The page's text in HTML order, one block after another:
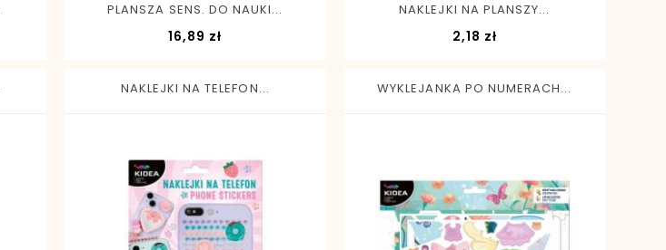
PLANSZA SENS. DO NAUKI...
16,89 zł
NAKLEJKI NA PLANSZY...
2,18 złCena
NAKLEJKI NA TELEFON... WYKLEJANKA PO NUMERACH...